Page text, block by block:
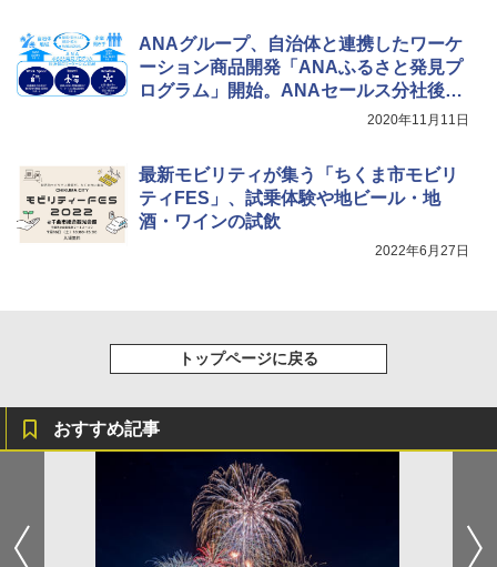
ゴムボート 空気入れ 空気抜き 自動停止 過熱
保護 日光可読lcd 7種類ノズル付き
￥7,299
ANAグループ、自治体と連携したワーケ
ーション商品開発「ANAふるさと発見プ
ログラム」開始。ANAセールス分社後の
2020年11月11日
最新モビリティが集う「ちくま市モビリ
ティFES」、試乗体験や地ビール・地
酒・ワインの試飲
2022年6月27日
トップページに戻る
おすすめ記事